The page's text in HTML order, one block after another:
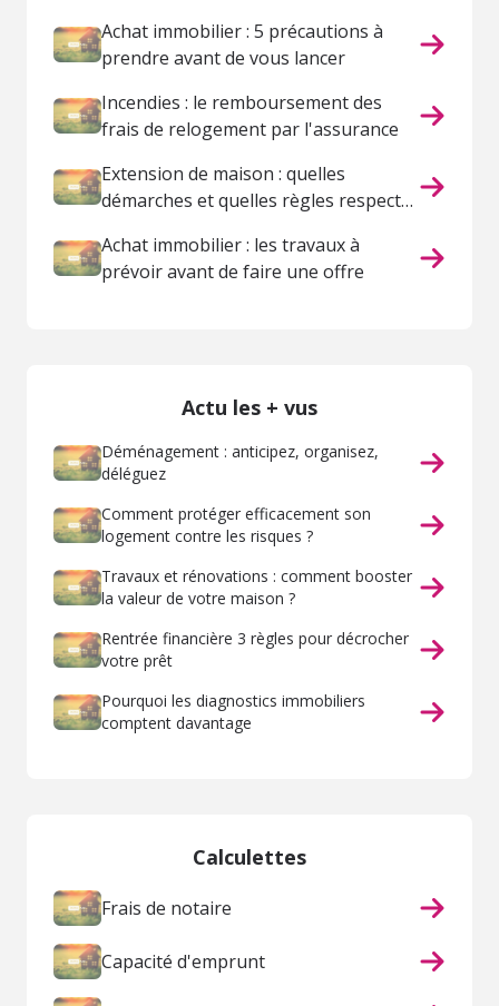
Achat immobilier : 5 précautions à
prendre avant de vous lancer
Incendies : le remboursement des
frais de relogement par l'assurance
Extension de maison : quelles
démarches et quelles règles respecter
Achat immobilier : les travaux à
prévoir avant de faire une offre
Actu les + vus
Déménagement : anticipez, organisez,
déléguez
Comment protéger efficacement son
logement contre les risques ?
Travaux et rénovations : comment booster
la valeur de votre maison ?
Rentrée financière 3 règles pour décrocher
votre prêt
Pourquoi les diagnostics immobiliers
comptent davantage
Calculettes
Frais de notaire
Capacité d'emprunt